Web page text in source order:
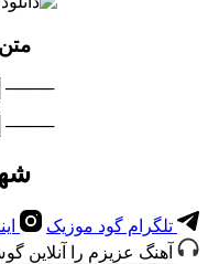
├───
├───
تلگرام گود موزیک
آهنگ عزیزم را آنلاین